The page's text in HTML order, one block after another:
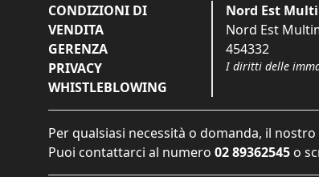
CONDIZIONI DI
VENDITA
GERENZA
PRIVACY
WHISTLEBLOWING
Nord Est
Nord Est
454332
I diritti delle
Per qualsiasi necessità o domanda, il
Puoi contattarci al numero 02 89362545 o